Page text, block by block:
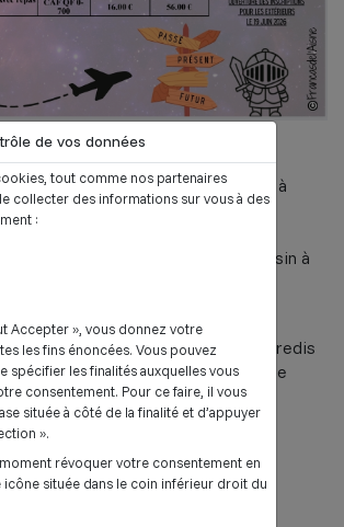
de vos données
tout comme nos partenaires
collecter des informations sur vous à des
:
Accepter », vous donnez votre
les fins énoncées. Vous pouvez
spécifier les finalités auxquelles vous
consentement. Pour ce faire, il vous
située à côté de la finalité et d’appuyer
».
révoquer votre consentement en
icône située dans le coin inférieur droit du
août 2026
périscolaire - rue Jules Ferry à
maison communale - rue René Cassin à
l'accueil périscolaire, les mercredis
de loisirs se font sur la plateforme
pour obtenir un espace sur la
à la plateforme